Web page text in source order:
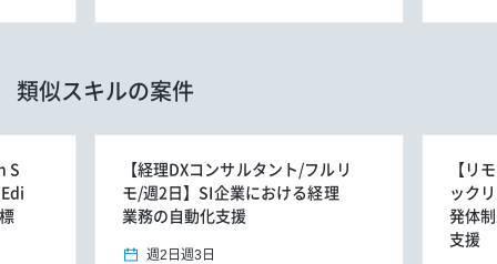
類似スキルの案件
S
【経理DXコンサルタント/フルリ
モ/週2日】SI企業における経理
業務の自動化支援
週2日 週3日
【リ
ック
発体
支援